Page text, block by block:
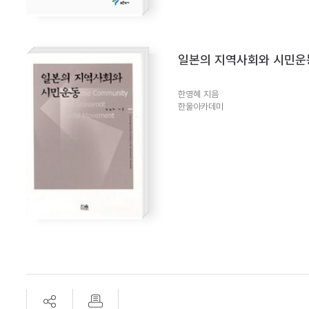
일본의 지역사회와 시민운
한영혜 지음
한울아카데미